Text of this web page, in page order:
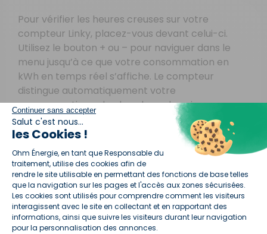
Sur votre facture d’électricité
Dans votre espace client
Pour vérifier les heures creuses sur votre
compteur Linky, placez-vous devant celui-ci.
Utilisez le bouton + ou – pour naviguer dans le
menu jusqu’à ce que votre consommation en
kWh en temps réel s’affiche. Le compteur
distingue automatiquement votre
consommation selon les plages horaires.
Que faire si vous n’avez accès ni à vos factures, ni
à votre espace client ?
Continuer sans accepter
Salut c'est nous...
les Cookies !
Plateforme de Gestion du Consentement
Ohm Énergie, en tant que Responsable du
traitement, utilise des cookies afin de
rendre le site utilisable en permettant des fonctions de base telles
que la navigation sur les pages et l'accès aux zones sécurisées.
Les cookies sont utilisés pour comprendre comment les visiteurs
interagissent avec le site en collectant et en rapportant des
informations, ainsi que suivre les visiteurs durant leur navigation
pour la personnalisation des annonces.